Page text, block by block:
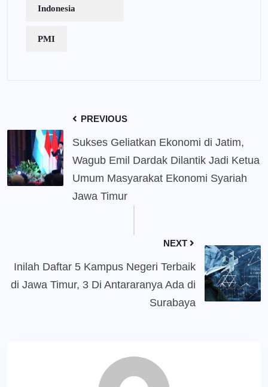
Indonesia
PMI
PREVIOUS
Sukses Geliatkan Ekonomi di Jatim,
Wagub Emil Dardak Dilantik Jadi Ketua
Umum Masyarakat Ekonomi Syariah
Jawa Timur
NEXT
Inilah Daftar 5 Kampus Negeri Terbaik
di Jawa Timur, 3 Di Antararanya Ada di
Surabaya